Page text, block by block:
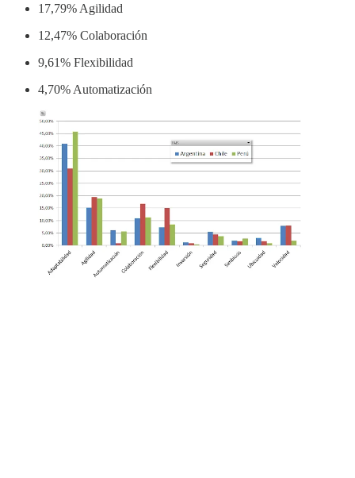
17,79% Agilidad
12,47% Colaboración
9,61% Flexibilidad
4,70% Automatización